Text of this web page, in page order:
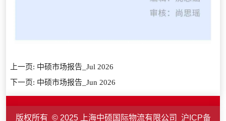
上一页: 中硕市场报告_Jul 2026
下一页: 中硕市场报告_Jun 2026
版权所有 © 2025 上海中硕国际物流有限公司 沪ICP备